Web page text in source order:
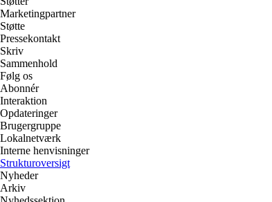
Marketingpartner
Støtte
Pressekontakt
Skriv
Sammenhold
Følg os
Abonnér
Interaktion
Opdateringer
Brugergruppe
Lokalnetværk
Interne henvisninger
Strukturoversigt
Nyheder
Arkiv